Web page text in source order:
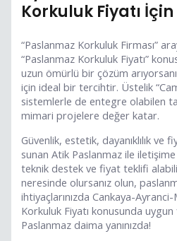
Korkuluk Fiyatı
“Paslanmaz Korkuluk Firması”
“Paslanmaz Korkuluk Fiyatı”
uzun ömürlü bir çözüm
için ideal bir tercihtir. Üstelik
sistemlerle de entegre olabilen
mimari projelere değer katar.
Güvenlik, estetik, dayanıklılık ve
sunan Atik Paslanmaz ile
teknik destek ve fiyat teklifi
neresinde olursanız olun,
ihtiyaçlarınızda Cankaya-
Korkuluk Fiyatı konusunda
Paslanmaz daima yanınızda!